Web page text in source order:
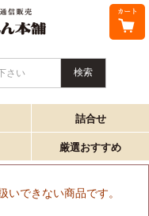
さい
詰合せ
厳選おすすめ
いできない商品です。